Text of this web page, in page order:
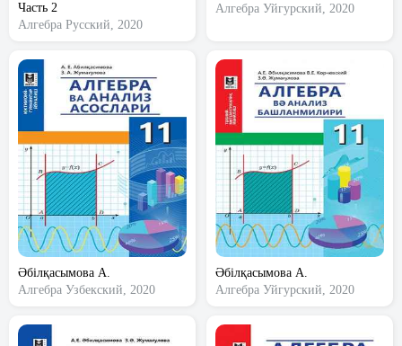
Часть 2
Алгебра Русский, 2020
Алгебра Уйгурский, 2020
Әбілқасымова А.
Алгебра Узбекский, 2020
Әбілқасымова А.
Алгебра Уйгурский, 2020